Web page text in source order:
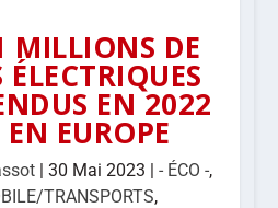
MILLIONS DE
EN 2022
EUROPE
|30 Mai 2023 |- ÉCO -,
TRANSPORTS,